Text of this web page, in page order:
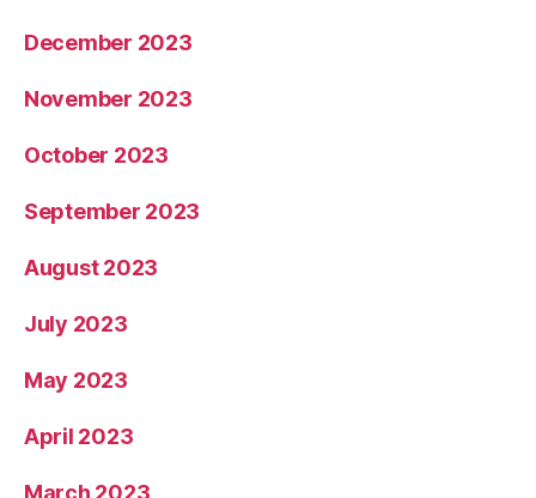
December 2023
November 2023
October 2023
September 2023
August 2023
July 2023
May 2023
April 2023
March 2023